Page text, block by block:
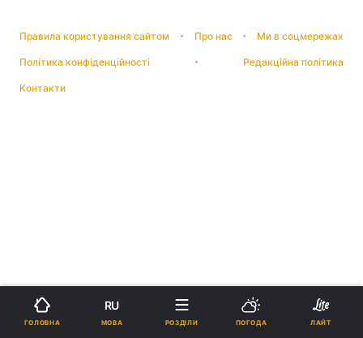
Правила користування сайтом Про нас Ми в соцмережах
Політика конфіденційності Редакційна політика
Контакти
ГОЛОВНА
RU
МОВА РОЗДІЛИ ПОГОДА ЛАЙТ